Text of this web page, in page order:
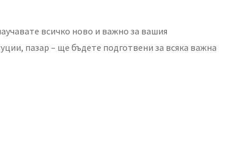
всичко ново и важно за вашия
пазар – ще бъдете подготвени за всяка важна